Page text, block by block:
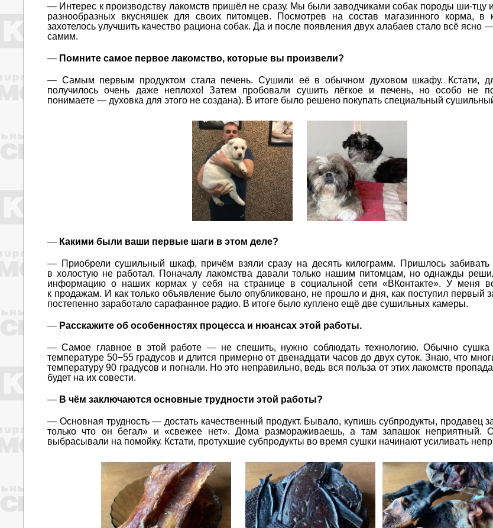
— Интерес к производству лакомств пришёл не сразу. Мы были заводчиками собак породы ши-тцу
разнообразных вкусняшек для своих питомцев. Посмотрев на состав магазинного корма, в
захотелось улучшить качество рациона собак. Да и после появления двух алабаев стало всё ясно
самим.
— Помните самое первое лакомство, которые вы произвели?
— Самым первым продуктом стала печень. Сушили её в обычном духовом шкафу. Кстати,
получилось очень даже неплохо! Затем пробовали сушить лёгкое и печень, но особо не
понимаете — духовка для этого не создана). В итоге было решено покупать специальный
— Какими были ваши первые шаги в этом деле?
— Приобрели сушильный шкаф, причём взяли сразу на десять килограмм. Пришлось забивать
в холостую не работал. Поначалу лакомства давали только нашим питомцам, но однажды
информацию о наших кормах у себя на странице в социальной сети «ВКонтакте». У меня
к продажам. И как только объявление было опубликовано, не прошло и дня, как поступил первый
постепенно заработало сарафанное радио. В итоге было куплено ещё две сушильных камеры.
— Расскажите об особенностях процесса и нюансах этой работы.
— Самое главное в этой работе — не спешить, нужно соблюдать технологию. Обычно сушка
температуре 50−55 градусов и длится примерно от двенадцати часов до двух суток. Знаю, что
температуру 90 градусов и погнали. Но это неправильно, ведь вся польза от этих лакомств
будет на их совести.
— В чём заключаются основные трудности этой работы?
— Основная трудность — достать качественный продукт. Бывало, купишь субпродукты, продавец
только что он бегал» и «свежее нет». Дома размораживаешь, а там запашок неприятный.
выбрасывали на помойку. Кстати, протухшие субпродукты во время сушки начинают усиливать